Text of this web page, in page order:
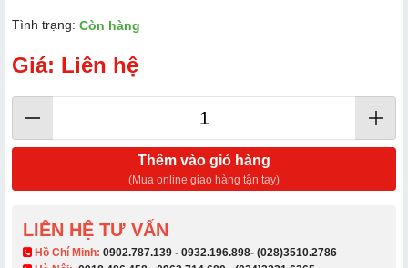
Tình trạng: Còn hàng
Giá: Liên hệ
Thêm vào giỏ hàng
(Mua online giao hàng tận tay)
LIÊN HỆ TƯ VẤN
​ Hồ Chí Minh: 0902.787.139 - 0932.196.898- (028)3510.2786